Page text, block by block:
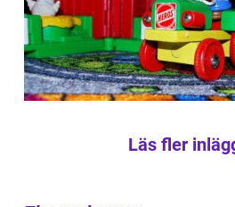
Läs fler